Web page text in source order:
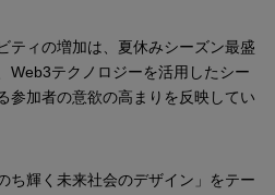
ティの増加は、夏休みシーズン最盛
Web3テクノロジーを活用したシー
参加者の意欲の高まりを反映してい
ち輝く未来社会のデザイン」をテー